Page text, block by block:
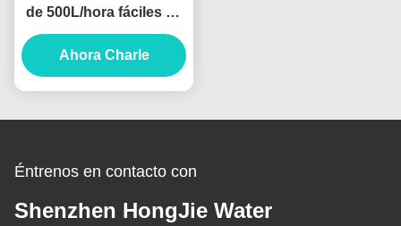
de 500L/hora fáciles de
usar para la industria de
alimentos y bebidas
Ahora Charle
Éntrenos en contacto con
Shenzhen HongJie Water